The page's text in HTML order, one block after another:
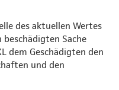
des aktuellen Wertes
Sache
dem Geschädigten den
und den